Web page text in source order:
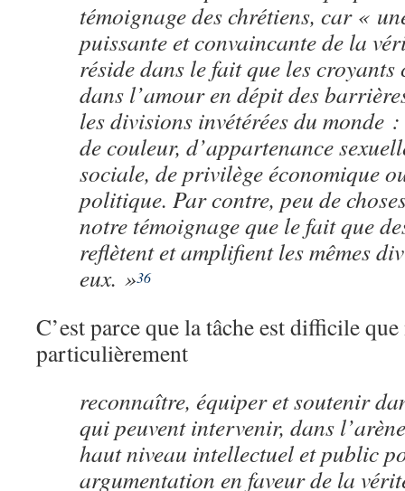
témoignage des chrétiens, car «
puissante et convaincante de la
réside dans le fait que les croyants
dans l’amour en dépit des
les divisions invétérées du monde
de couleur, d’appartenance
sociale, de privilège économique
politique. Par contre, peu de
notre témoignage que le fait que
reflètent et amplifient les mêmes
eux. »36
C’est parce que la tâche est difficile
particulièrement
reconnaître, équiper et soutenir
qui peuvent intervenir, dans
haut niveau intellectuel et public
argumentation en faveur de la